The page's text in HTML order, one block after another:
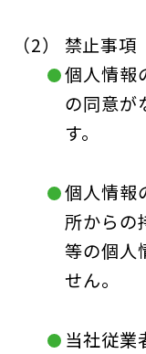
禁止事項
個人情報
の同意が
す。
個人情報
所からの
等の個人
せん。
当社従業